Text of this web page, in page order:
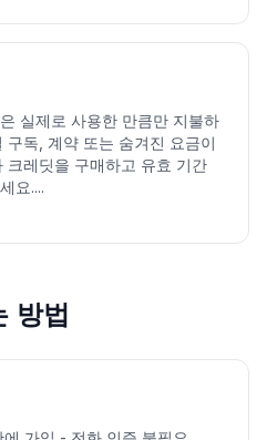
실제로 사용한 만큼만 지불하
구독, 계약 또는 숨겨진 요금이
크레딧을 구매하고 유효 기간
요....
방법